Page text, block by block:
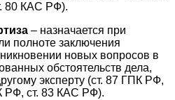
80 КАС РФ).
– назначается при
полноте заключения
новых вопросов в
обстоятельств дела,
эксперту (ст. 87 ГПК РФ,
РФ, ст. 83 КАС РФ).